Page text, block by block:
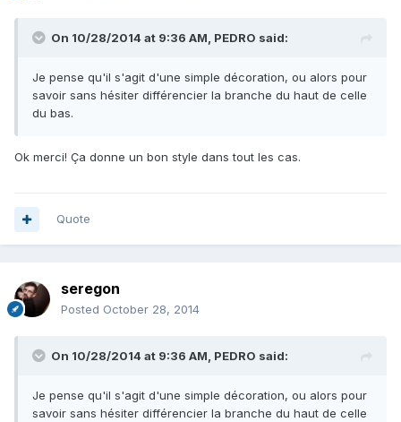
On 10/28/2014 at 9:36 AM, PEDRO said:
Je pense qu'il s'agit d'une simple décoration, ou alors pour
savoir sans hésiter différencier la branche du haut de celle
du bas.
Ok merci! Ça donne un bon style dans tout les cas.
Quote
seregon
Posted October 28, 2014
On 10/28/2014 at 9:36 AM, PEDRO said:
Je pense qu'il s'agit d'une simple décoration, ou alors pour
savoir sans hésiter différencier la branche du haut de celle